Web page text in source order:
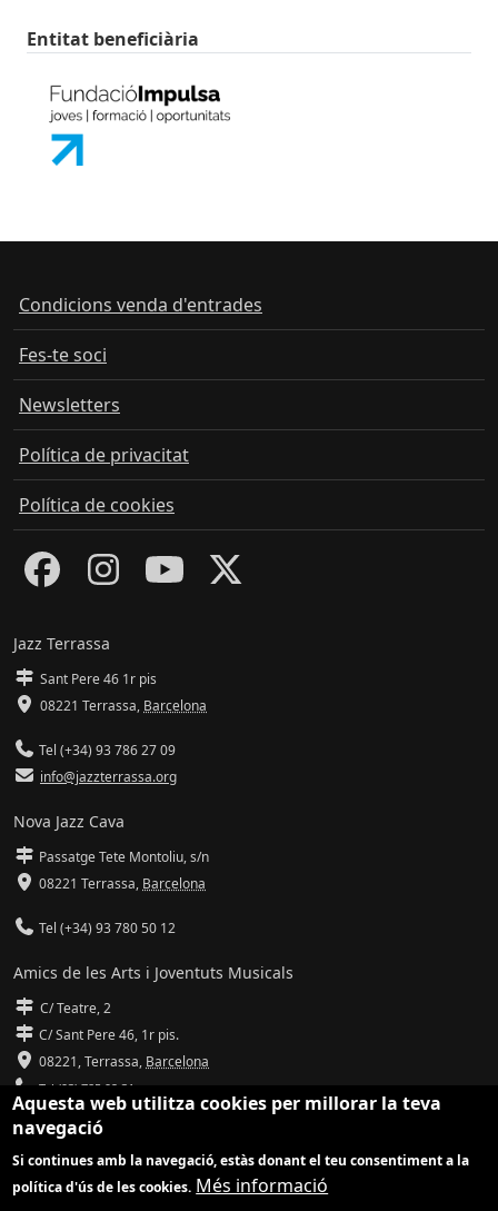
Entitat beneficiària
Condicions venda d'entrades
Fes-te soci
Newsletters
Política de privacitat
Política de cookies
Jazz Terrassa
Sant Pere 46 1r pis
08221 Terrassa, Barcelona
Tel (+34) 93 786 27 09
info@jazzterrassa.org
Nova Jazz Cava
Passatge Tete Montoliu, s/n
08221 Terrassa, Barcelona
Tel (+34) 93 780 50 12
Amics de les Arts i Joventuts Musicals
C/ Teatre, 2
C/ Sant Pere 46, 1r pis.
08221,Terrassa, Barcelona
Tel (93) 785 92 31
info@amicsdelesarts-jjmm.cat
www.amicsdelesarts-jjmm.cat
Aquesta web utilitza cookies per millorar la teva
navegació
Si continues amb la navegació, estàs donant el teu consentiment a la
política d'ús de les cookies. Més informació